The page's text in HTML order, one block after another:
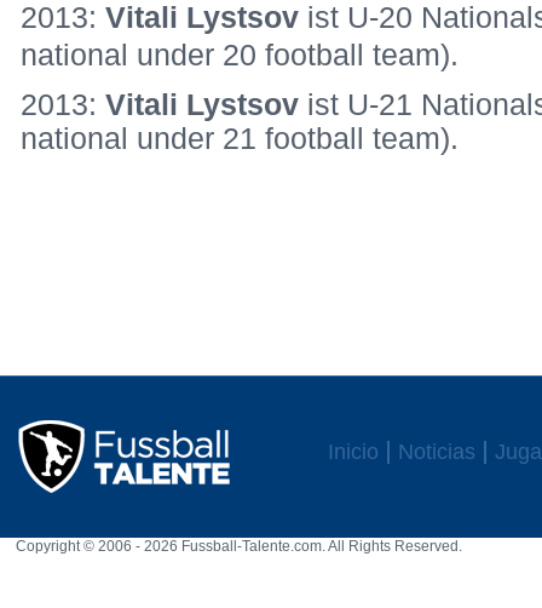
2013:Vitali Lystsov ist U-20
national under 20 football team).
2013:Vitali Lystsov ist U-21
national under 21 football team).
Inicio Noticias
Copyright © 2006 - 2026 Fussball-Talente.com. All Rights Reserved.